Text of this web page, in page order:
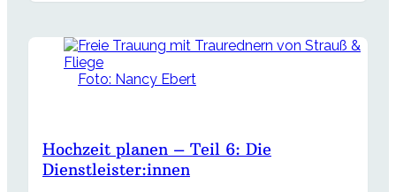
Foto: Nancy Ebert
Hochzeit planen – Teil 6: Die
Dienstleister:innen